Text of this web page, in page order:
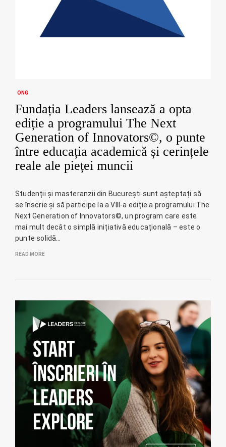
ONG
Fundația Leaders lansează a opta
ediție a programului The Next
Generation of Innovators©, o punte
între educația academică și cerințele
reale ale pieței muncii
Studenții și masteranzii din București sunt așteptați să
se înscrie și să participe la a VIII-a ediție a programului The
Next Generation of Innovators©, un program care este
mai mult decât o simplă inițiativă educațională – este o
punte solidă…
READ MORE